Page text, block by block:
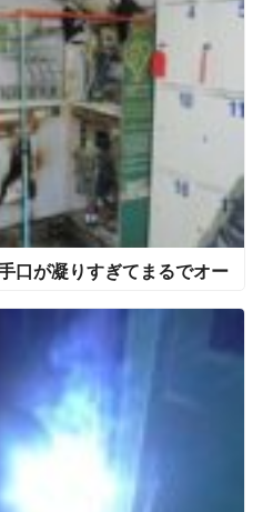
口が凝りすぎてまるでオー